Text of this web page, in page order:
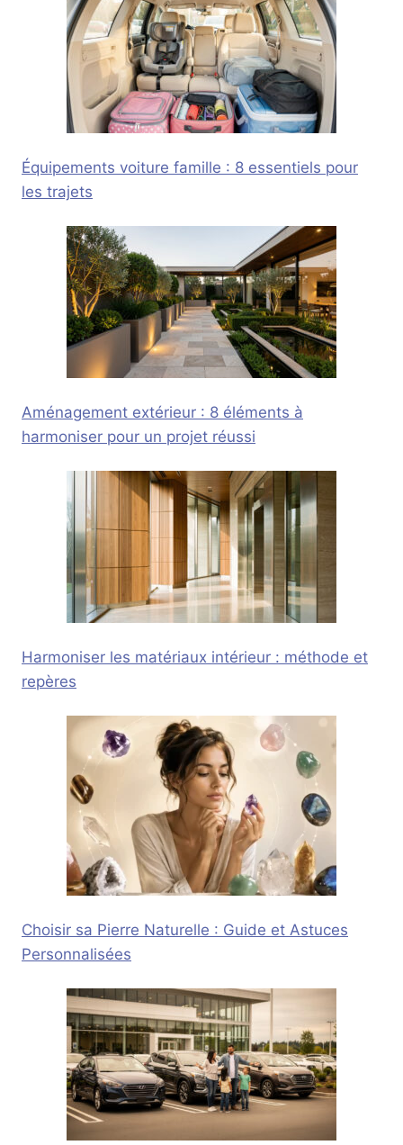
Équipements voiture famille : 8 essentiels pour
les trajets
Aménagement extérieur : 8 éléments à
harmoniser pour un projet réussi
Harmoniser les matériaux intérieur : méthode et
repères
Choisir sa Pierre Naturelle : Guide et Astuces
Personnalisées